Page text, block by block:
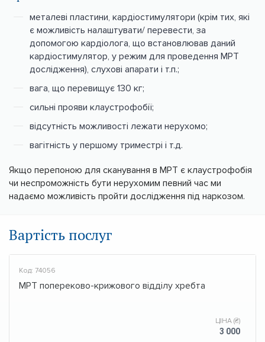
металеві пластини, кардіостимулятори (крім тих, які
є можливість налаштувати/ перевести, за
допомогою кардіолога, що встановлював даний
кардіостимулятор, у режим для проведення МРТ
дослідження), слухові апарати і т.п.;
вага, що перевищує 130 кг;
сильні прояви клаустрофобії;
відсутність можливості лежати нерухомо;
вагітність у першому триместрі і т.д.
Якщо перепоною для сканування в МРТ є клаустрофобія
чи неспроможність бути нерухомим певний час ми
надаємо можливість пройти дослідження під наркозом.
Вартість послуг
Код: 74056
МРТ попереково-крижового відділу хребта
ЦІНА (₴)
3 000